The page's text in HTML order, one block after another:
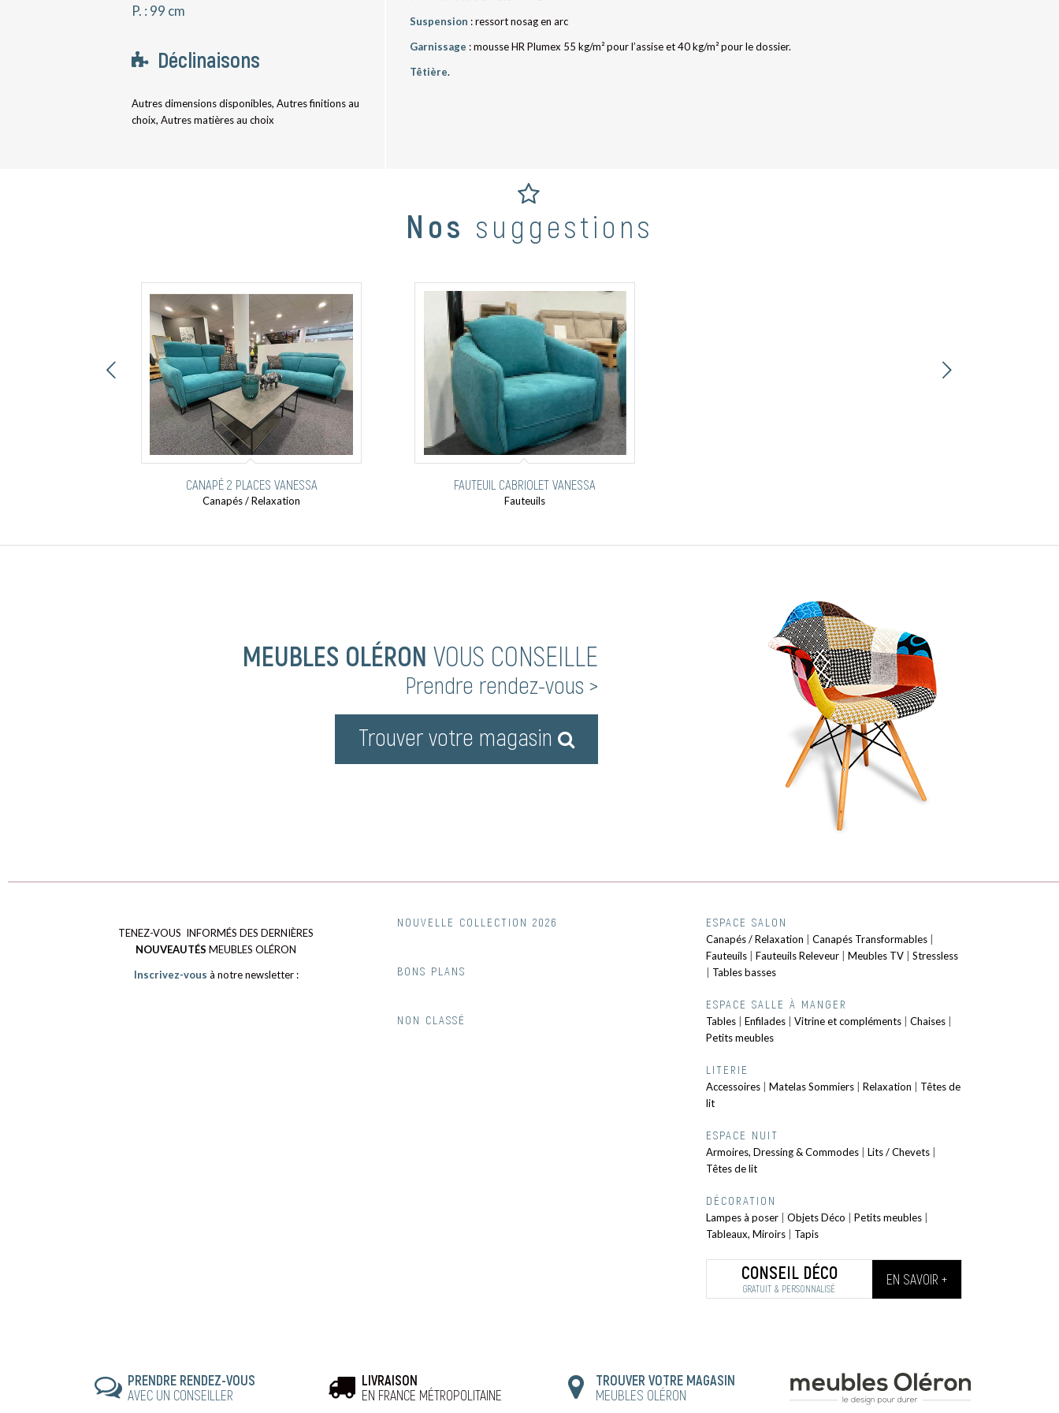
P. : 99 cm
Déclinaisons
Autres dimensions disponibles, Autres finitions au
choix, Autres matières au choix
Suspension : ressort nosag en arc
Garnissage : mousse HR Plumex 55 kg/m² pour l’assise et 40 kg/m² pour le dossier.
Têtière.
Nos suggestions
CANAPÉ 2 PLACES VANESSA
Canapés / Relaxation
FAUTEUIL CABRIOLET VANESSA
Fauteuils
MEUBLES OLÉRON VOUS CONSEILLE
Prendre rendez-vous >
Trouver votre magasin
TENEZ-VOUS INFORMÉS DES DERNIÈRES
NOUVEAUTÉS MEUBLES OLÉRON
Inscrivez-vous à notre newsletter :
NOUVELLE COLLECTION 2026
BONS PLANS
NON CLASSÉ
ESPACE SALON
Canapés / Relaxation Canapés Transformables|
Fauteuils| Fauteuils Releveur| Meubles TV| Stressless
Tables basses
ESPACE SALLE À MANGER
Tables| Enfilades| Vitrine et compléments| Chaises|
Petits meubles
LITERIE
Accessoires| Matelas Sommiers| Relaxation
Têtes de
lit
ESPACE NUIT
Armoires, Dressing & Commodes| Lits / Chevets|
Têtes de lit
DÉCORATION
Lampes à poser| Objets Déco Petits meubles|
Tableaux, Miroirs| Tapis
CONSEIL DÉCO
GRATUIT & PERSONNALISÉ
EN SAVOIR +
PRENDRE RENDEZ-VOUS
AVEC UN CONSEILLER
LIVRAISON
EN FRANCE MÉTROPOLITAINE
TROUVER VOTRE MAGASIN
MEUBLES OLÉRON